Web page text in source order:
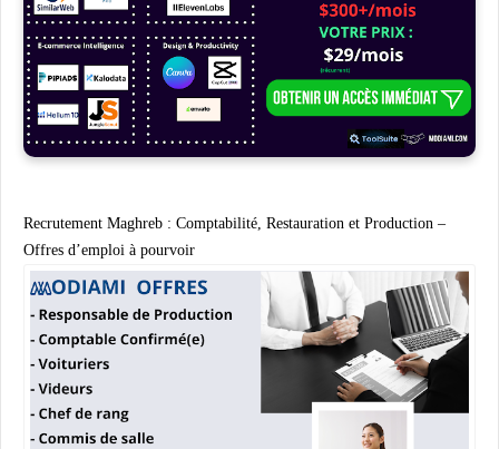
Recrutement Maghreb : Comptabilité, Restauration et Production –
Offres d’emploi à pourvoir